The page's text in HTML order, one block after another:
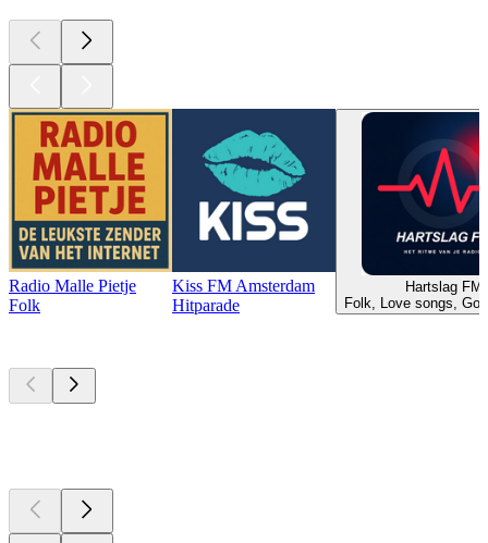
Radio Malle Pietje
Folk
Kiss FM Amsterdam
Hitparade
Hartslag FM
Folk, Love songs,